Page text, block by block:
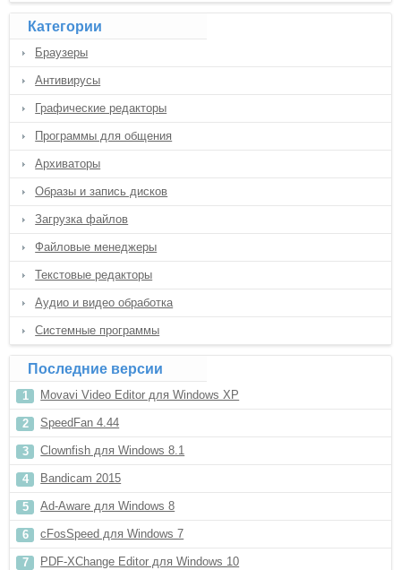
Категории
Браузеры
Антивирусы
Графические редакторы
Программы для общения
Архиваторы
Образы и запись дисков
Загрузка файлов
Файловые менеджеры
Текстовые редакторы
Аудио и видео обработка
Системные программы
Последние версии
Movavi Video Editor для Windows XP
SpeedFan 4.44
Clownfish для Windows 8.1
Bandicam 2015
Ad-Aware для Windows 8
cFosSpeed для Windows 7
PDF-XChange Editor для Windows 10